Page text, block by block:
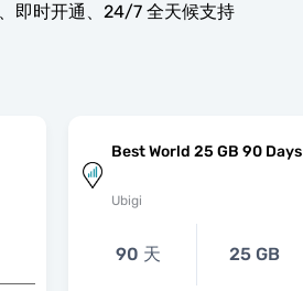
即时开通、24/7 全天候支持
Best World 25 GB 90 Days
Ubigi
90 天 25 GB